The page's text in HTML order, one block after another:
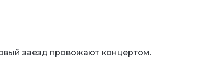
заезд провожают концертом.